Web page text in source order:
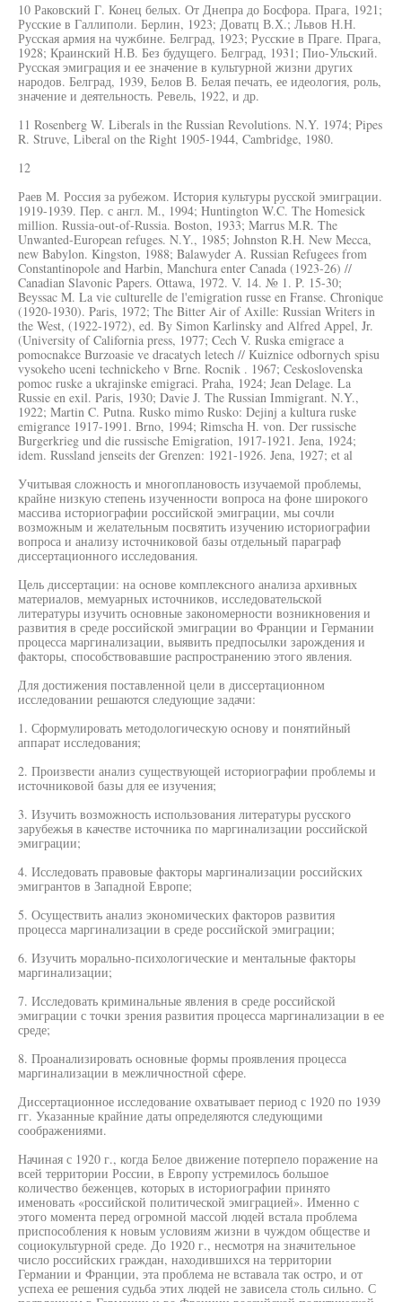
10 Раковский Г. Конец белых. От Днепра до Босфора. Прага, 1921;
Русские в Галлиполи. Берлин, 1923; Доватц В.Х.; Львов Н.Н.
Русская армия на чужбине. Белград, 1923; Русские в Праге. Прага,
1928; Краинский Н.В. Без будущего. Белград, 1931; Пио-Ульский.
Русская эмиграция и ее значение в культурной жизни других
народов. Белград, 1939, Белов В. Белая печать, ее идеология, роль,
значение и деятельность. Ревель, 1922, и др.
11 Rosenberg W. Liberals in the Russian Revolutions. N.Y. 1974; Pipes
R. Struve, Liberal on the Right 1905-1944, Cambridge, 1980.
12
Раев M. Россия за рубежом. История культуры русской эмиграции.
1919-1939. Пер. с англ. М., 1994; Huntington W.C. The Homesick
million. Russia-out-of-Russia. Boston, 1933; Marrus M.R. The
Unwanted-European refuges. N.Y., 1985; Johnston R.H. New Mecca,
new Babylon. Kingston, 1988; Balawyder A. Russian Refugees from
Constantinopole and Harbin, Manchura enter Canada (1923-26) //
Canadian Slavonic Papers. Ottawa, 1972. V. 14. № 1. P. 15-30;
Beyssac M. La vie culturelle de l'emigration russe en Franse. Chronique
(1920-1930). Paris, 1972; The Bitter Air of Axille: Russian Writers in
the West, (1922-1972), ed. By Simon Karlinsky and Alfred Appel, Jr.
(University of California press, 1977; Cech V. Ruska emigrace a
pomocnakce Burzoasie ve dracatych letech // Kuiznice odbornych spisu
vysokeho uceni technickeho v Brne. Rocnik . 1967; Ceskoslovenska
pomoc ruske a ukrajinske emigraci. Praha, 1924; Jean Delage. La
Russie en exil. Paris, 1930; Davie J. The Russian Immigrant. N.Y.,
1922; Martin C. Putna. Rusko mimo Rusko: Dejinj a kultura ruske
emigrance 1917-1991. Brno, 1994; Rimscha H. von. Der russische
Burgerkrieg und die russische Emigration, 1917-1921. Jena, 1924;
idem. Russland jenseits der Grenzen: 1921-1926. Jena, 1927; et al
Учитывая сложность и многоплановость изучаемой проблемы,
крайне низкую степень изученности вопроса на фоне широкого
массива историографии российской эмиграции, мы сочли
возможным и желательным посвятить изучению историографии
вопроса и анализу источниковой базы отдельный параграф
диссертационного исследования.
Цель диссертации: на основе комплексного анализа архивных
материалов, мемуарных источников, исследовательской
литературы изучить основные закономерности возникновения и
развития в среде российской эмиграции во Франции и Германии
процесса маргинализации, выявить предпосылки зарождения и
факторы, способствовавшие распространению этого явления.
Для достижения поставленной цели в диссертационном
исследовании решаются следующие задачи:
1. Сформулировать методологическую основу и понятийный
аппарат исследования;
2. Произвести анализ существующей историографии проблемы и
источниковой базы для ее изучения;
3. Изучить возможность использования литературы русского
зарубежья в качестве источника по маргинализации российской
эмиграции;
4. Исследовать правовые факторы маргинализации российских
эмигрантов в Западной Европе;
5. Осуществить анализ экономических факторов развития
процесса маргинализации в среде российской эмиграции;
6. Изучить морально-психологические и ментальные факторы
маргинализации;
7. Исследовать криминальные явления в среде российской
эмиграции с точки зрения развития процесса маргинализации в ее
среде;
8. Проанализировать основные формы проявления процесса
маргинализации в межличностной сфере.
Диссертационное исследование охватывает период с 1920 по 1939
гг. Указанные крайние даты определяются следующими
соображениями.
Начиная с 1920 г., когда Белое движение потерпело поражение на
всей территории России, в Европу устремилось большое
количество беженцев, которых в историографии принято
именовать «российской политической эмиграцией». Именно с
этого момента перед огромной массой людей встала проблема
приспособления к новым условиям жизни в чуждом обществе и
социокультурной среде. До 1920 г., несмотря на значительное
число российских граждан, находившихся на территории
Германии и Франции, эта проблема не вставала так остро, и от
успеха ее решения судьба этих людей не зависела столь сильно. С